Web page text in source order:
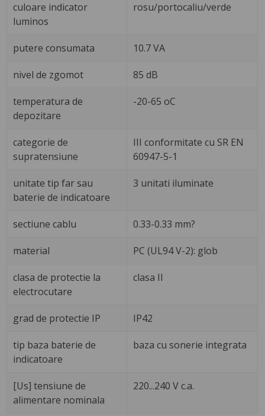
culoare indicator
luminos
rosu/portocaliu/verde
putere consumata 10.7 VA
nivel de zgomot 85 dB
temperatura de
depozitare
-20-65 oC
categorie de
supratensiune
III conformitate cu SR EN
60947-5-1
unitate tip far sau
baterie de indicatoare
3 unitati iluminate
sectiune cablu 0.33-0.33 mm?
material PC (UL94 V-2): glob
clasa de protectie la
electrocutare
clasa II
grad de protectie IP IP42
tip baza baterie de
indicatoare
baza cu sonerie integrata
[Us] tensiune de
alimentare nominala
220...240 V c.a.